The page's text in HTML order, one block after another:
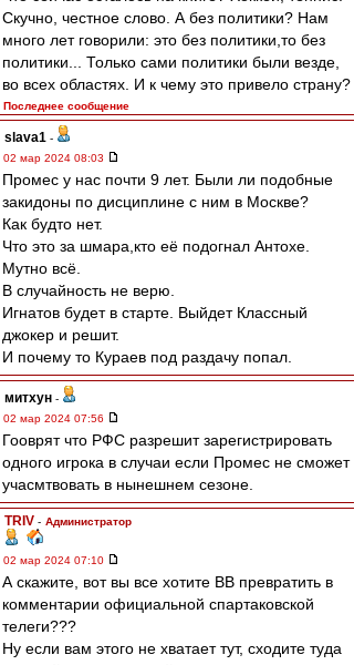
Скучно, честное слово. А без политики? Нам
много лет говорили: это без политики,то без
политики... Только сами политики были везде,
во всех областях. И к чему это привело страну?
Последнее сообщение
slava1 -
02 мар 2024 08:03
Промес у нас почти 9 лет. Были ли подобные
закидоны по дисциплине с ним в Москве?
Как будто нет.
Что это за шмара,кто её подогнал Антохе.
Мутно всё.
В случайность не верю.
Игнатов будет в старте. Выйдет Классный
джокер и решит.
И почему то Кураев под раздачу попал.
митхун -
02 мар 2024 07:56
Гооврят что РФС разрешит зарегистрировать
одного игрока в случаи если Промес не сможет
учасмтвовать в нынешнем сезоне.
TRIV - Администратор
02 мар 2024 07:10
А скажите, вот вы все хотите ВВ превратить в
комментарии официальной спартаковской
телеги???
Ну если вам этого не хватает тут, сходите туда